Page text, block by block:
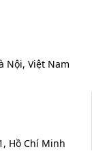
Nội, Việt Nam
Hồ Chí Minh